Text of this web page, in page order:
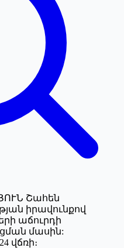
Շահեն
իրավունքով
աճուրդի
մասին:
վճռի։